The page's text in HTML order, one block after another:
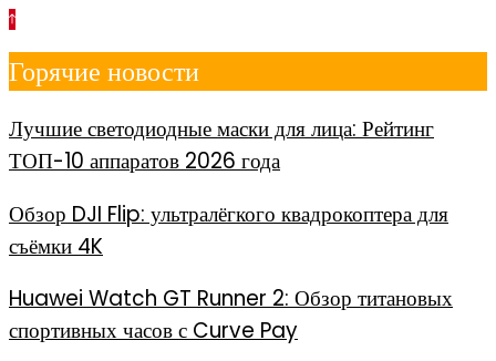
к
содержимому
Горячие новости
Лучшие светодиодные маски для лица: Рейтинг
ТОП-10 аппаратов 2026 года
Обзор DJI Flip: ультралёгкого квадрокоптера для
съёмки 4K
Huawei Watch GT Runner 2: Обзор титановых
спортивных часов с Curve Pay